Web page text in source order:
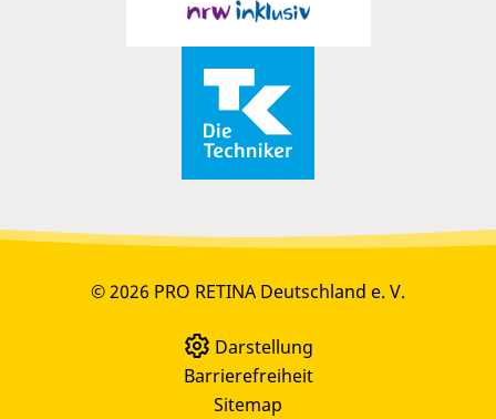
© 2026 PRO RETINA Deutschland e. V.
Darstellung
Barrierefreiheit
Sitemap